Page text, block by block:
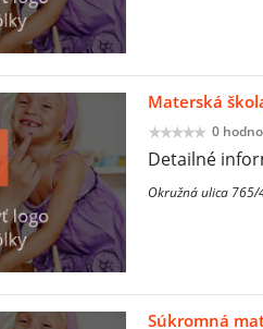
Materská
0
Detailné
Okružná ulica
Súkromná